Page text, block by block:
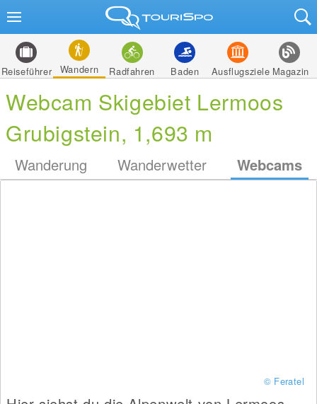
Reiseführer Wandern Radfahren Baden Ausflugsziele Magazin
Webcam Skigebiet Lermoos
Grubigstein, 1,693 m
Wanderung Wanderwetter Webcams
© Feratel